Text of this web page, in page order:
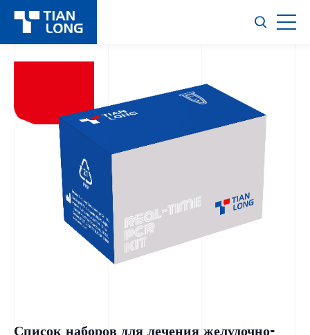
Список наборов для лечения желудочно-